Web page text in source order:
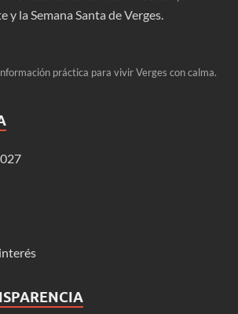
y la Semana Santa de Verges.
práctica para vivir Verges con calma.